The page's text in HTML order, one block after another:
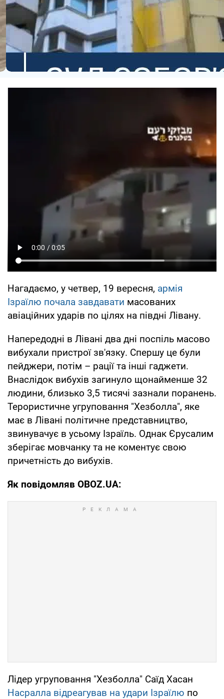
Нагадаємо, у четвер, 19 вересня, армія
Ізраїлю почала завдавати масованих
авіаційних ударів по цілях на півдні Лівану.
Напередодні в Лівані два дні поспіль масово
вибухали пристрої зв'язку. Спершу це були
пейджери, потім – рації та інші гаджети.
Внаслідок вибухів загинуло щонайменше 32
людини, близько 3,5 тисячі зазнали поранень.
Терористичне угруповання "Хезболла", яке
має в Лівані політичне представництво,
звинувачує в усьому Ізраїль. Однак Єрусалим
зберігає мовчанку та не коментує свою
причетність до вибухів.
Як повідомляв OBOZ.UA:
Лідер угруповання "Хезболла" Саїд Хасан
Насралла відреагував на удари Ізраїлю по